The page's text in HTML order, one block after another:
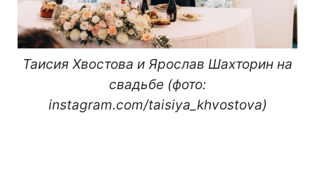
Таисия Хвостова и Ярослав Шахторин на
свадьбе (фото:
instagram.com/taisiya_khvostova)